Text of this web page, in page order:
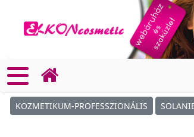
KOZMETIKUM-PROFESSZIONÁLIS